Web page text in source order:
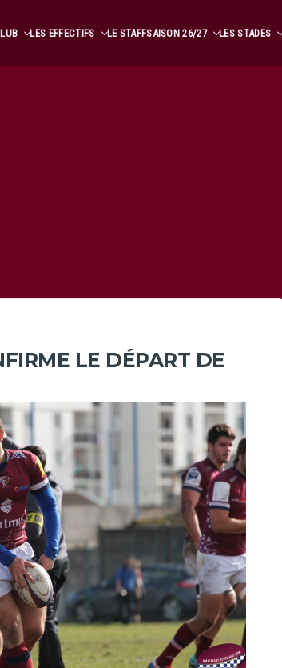
LES EFFECTIFS LE STAFFSAISON 26/27 LES STADES
LE DÉPART DE